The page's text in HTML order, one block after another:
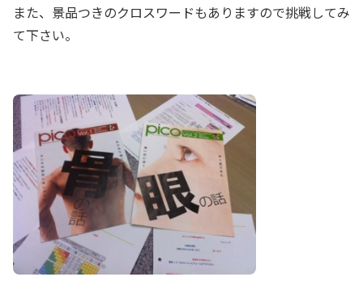
また、景品つきのクロスワードもありますので挑戦してみ
て下さい。